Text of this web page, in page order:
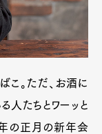
Cars
こ。ただ、お酒に
人たちとワーッと
の正月の新年会